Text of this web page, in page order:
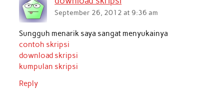
September 26, 2012 at 9:36 am
Sungguh menarik saya sangat menyukainya
contoh skripsi
download skripsi
kumpulan skripsi
Reply